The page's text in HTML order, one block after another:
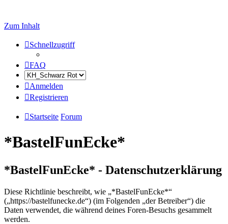
Zum Inhalt
Schnellzugriff
FAQ
Anmelden
Registrieren
Startseite Forum
*BastelFunEcke*
*BastelFunEcke* - Datenschutzerklärung
Diese Richtlinie beschreibt, wie „*BastelFunEcke*“
(„https://bastelfunecke.de“) (im Folgenden „der Betreiber“) die
Daten verwendet, die während deines Foren-Besuchs gesammelt
werden.